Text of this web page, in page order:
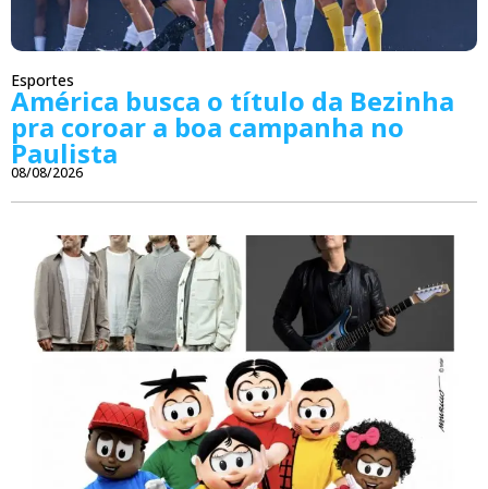
Esportes
América busca o título da Bezinha
pra coroar a boa campanha no
Paulista
08/08/2026